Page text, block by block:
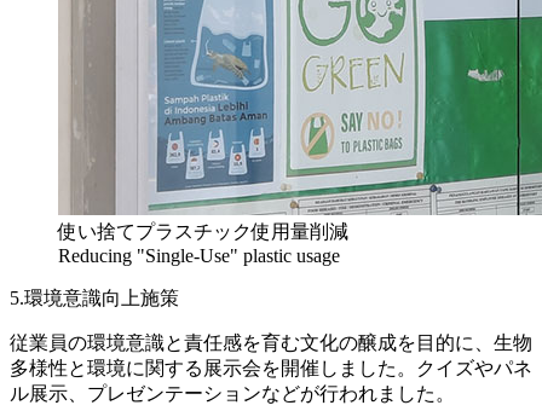
使い捨てプラスチック使用量削減
Reducing "Single-Use" plastic usage
5.環境意識向上施策
従業員の環境意識と責任感を育む文化の醸成を目的に、生物
多様性と環境に関する展示会を開催しました。クイズやパネ
ル展示、プレゼンテーションなどが行われました。